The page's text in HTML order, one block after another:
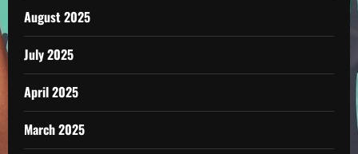
August 2025
July 2025
April 2025
March 2025